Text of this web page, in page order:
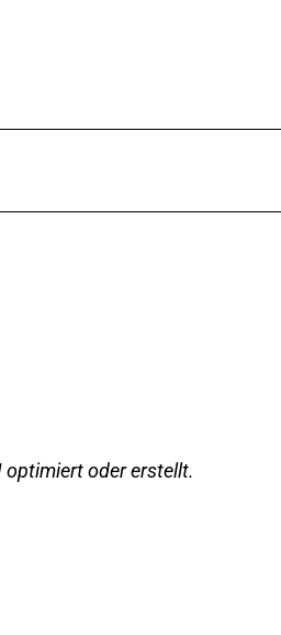
optimiert oder erstellt.